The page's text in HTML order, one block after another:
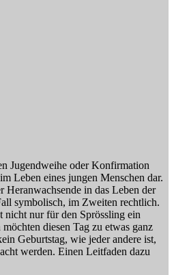
Jugendweihe oder Konfirmation
Leben eines jungen Menschen dar.
Heranwachsende in das Leben der
symbolisch, im Zweiten rechtlich.
nur für den Sprössling ein
diesen Tag zu etwas ganz
Geburtstag, wie jeder andere ist,
werden. Einen Leitfaden dazu